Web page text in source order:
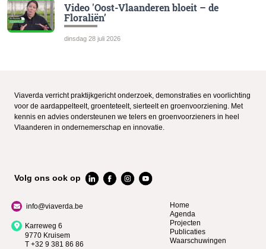
Video 'Oost-Vlaanderen bloeit – de
Floraliën’
dinsdag 28 juli 2026
Viaverda verricht praktijkgericht onderzoek, demonstraties en voorlichting
voor de aardappelteelt, groenteteelt, sierteelt en groenvoorziening. Met
kennis en advies ondersteunen we telers en groenvoorzieners in heel
Vlaanderen in ondernemerschap en innovatie.
Volg ons ook op
info@viaverda.be
Karreweg 6
9770 Kruisem
T +32 9 381 86 86
Home
Agenda
Projecten
Publicaties
Waarschuwingen